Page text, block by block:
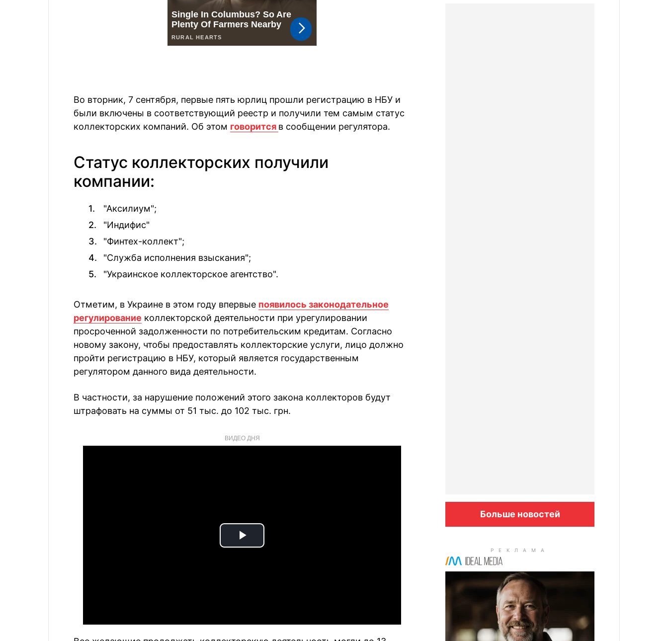
Во вторник, 7 сентября, первые пять юрлиц прошли регистрацию в НБУ и
были включены в соответствующий реестр и получили тем самым статус
коллекторских компаний. Об этом говорится в сообщении регулятора.
Статус коллекторских получили
компании:
"Аксилиум";
"Индифис"
"Финтех-коллект";
"Служба исполнения взыскания";
"Украинское коллекторское агентство".
Отметим, в Украине в этом году впервые появилось законодательное
регулирование коллекторской деятельности при урегулировании
просроченной задолженности по потребительским кредитам. Согласно
новому закону, чтобы предоставлять коллекторские услуги, лицо должно
пройти регистрацию в НБУ, который является государственным
регулятором данного вида деятельности.
В частности, за нарушение положений этого закона коллекторов будут
штрафовать на суммы от 51 тыс. до 102 тыс. грн.
ВИДЕО ДНЯ
Play
Больше новостей